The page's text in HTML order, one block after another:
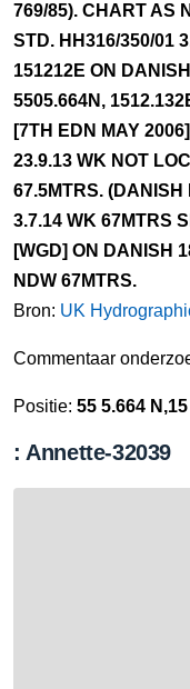
769/85). CHART AS
STD. HH316/350/01
151212E ON
5505.664N,
[7TH EDN MAY
23.9.13 WK NOT
67.5MTRS. (DANISH
3.7.14 WK 67MTRS
[WGD] ON DANISH
NDW 67MTRS.
Bron: UK
Commentaar
Positie: 55 5.664
: Annette-32039